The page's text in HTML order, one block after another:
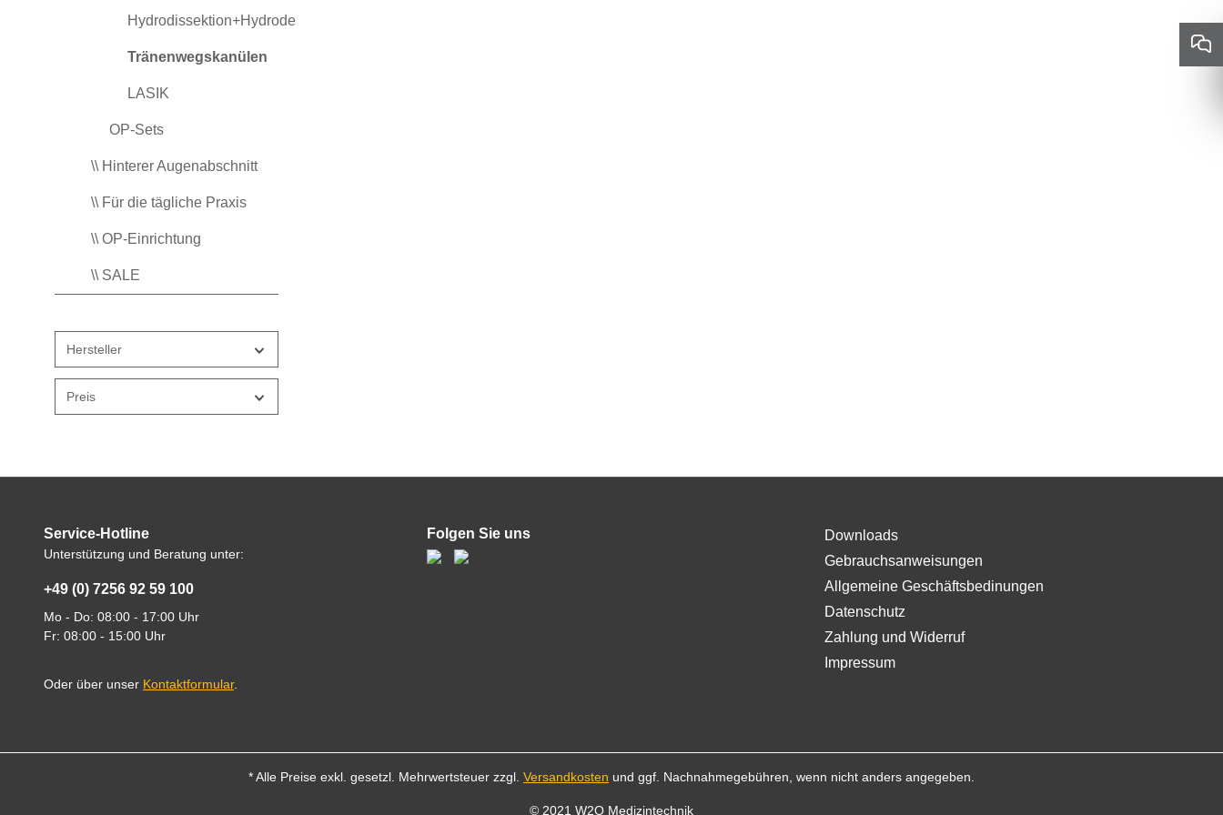
Hydrodissektion+Hydrodelinierung
Tränenwegskanülen
LASIK
OP-Sets
\\ Hinterer Augenabschnitt
\\ Für die tägliche Praxis
\\ OP-Einrichtung
\\ SALE
Hersteller
Preis
Service-Hotline
Unterstützung und Beratung unter:
+49 (0) 7256 92 59 100
Mo - Do: 08:00 - 17:00 Uhr
Fr: 08:00 - 15:00 Uhr
Oder über unser Kontaktformular.
Folgen Sie uns
Downloads
Gebrauchsanweisungen
Allgemeine Geschäftsbedinungen
Datenschutz
Zahlung und Widerruf
Impressum
* Alle Preise exkl. gesetzl. Mehrwertsteuer zzgl. Versandkosten und ggf. Nachnahmegebühren, wenn nicht anders angegeben.
© 2021 W2O Medizintechnik